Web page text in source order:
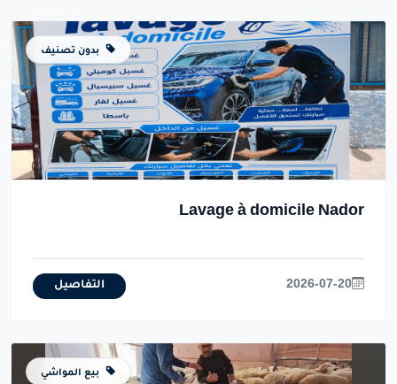
بدون تصنيف
Lavage à domicile Nador
2026-07-20 التفاصيل
بيع المواشي